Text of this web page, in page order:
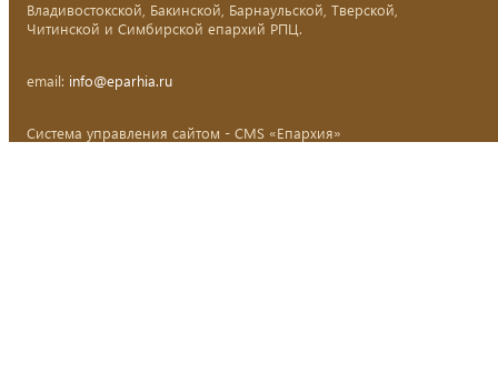
Владивостокской, Бакинской, Барнаульской, Тверской,
Читинской и Симбирской епархий РПЦ.
email: info@eparhia.ru
Система управления сайтом - CMS «Епархия»